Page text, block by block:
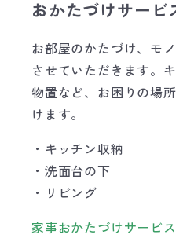
おかたづけサービ
お部屋のかたづけ、モ
させていただきます。
物置など、お困りの場
けます。
・キッチン収納
・洗面台の下
・リビング
家事おかたづけサービ